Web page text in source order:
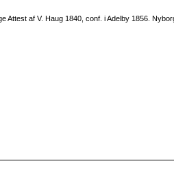
af V. Haug 1840, conf. i Adelby 1856.